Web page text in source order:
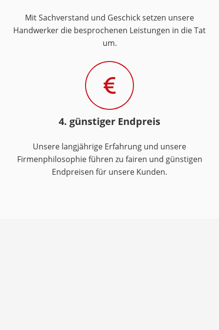
Mit Sachverstand und Geschick setzen unsere
Handwerker die besprochenen Leistungen in die Tat
um.
4. günstiger Endpreis
Unsere langjährige Erfahrung und unsere
Firmenphilosophie führen zu fairen und günstigen
Endpreisen für unsere Kunden.